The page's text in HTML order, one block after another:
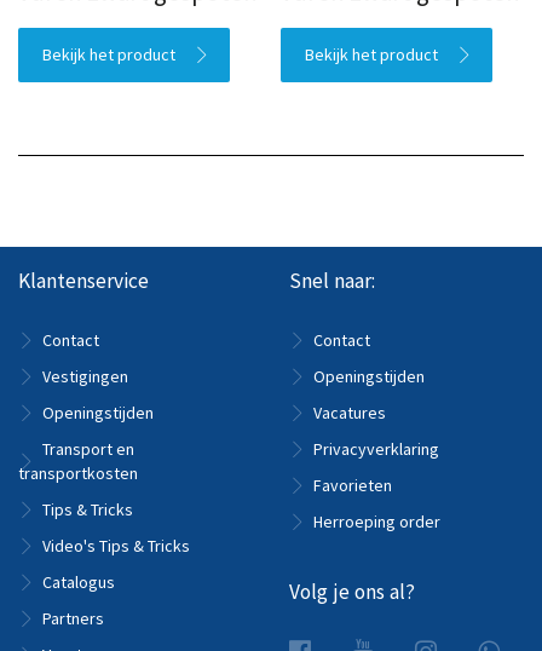
Bekijk het product Bekijk het product
Klantenservice
Contact
Vestigingen
Openingstijden
Transport en
transportkosten
Tips & Tricks
Video's Tips & Tricks
Catalogus
Partners
Snel naar:
Contact
Openingstijden
Vacatures
Privacyverklaring
Favorieten
Herroeping order
Volg je ons al?